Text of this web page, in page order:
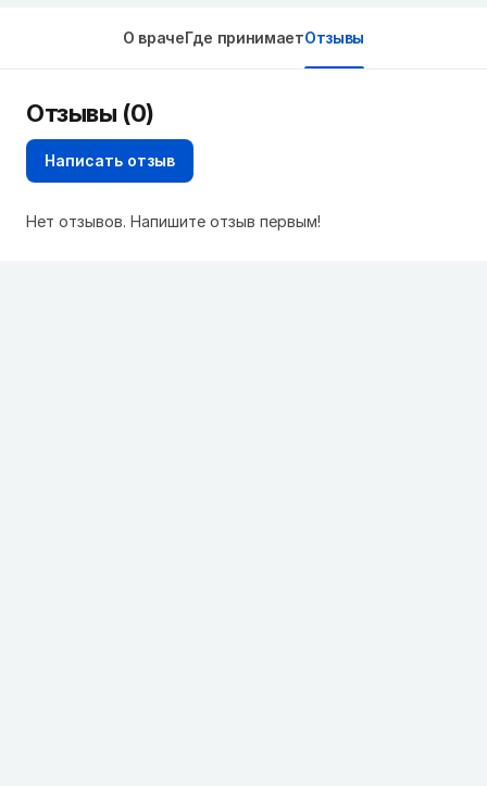
О врачеГде принимаетОтзывы
Отзывы (0)
Написать отзыв
Нет отзывов. Напишите отзыв первым!